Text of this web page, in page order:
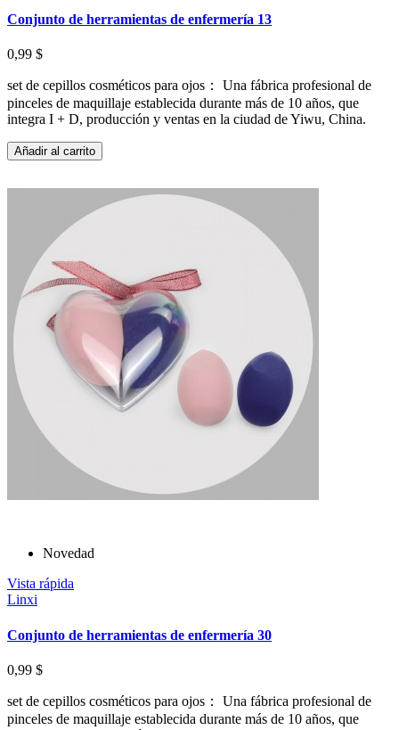
Conjunto de herramientas de enfermería 13
0,99 $
set de cepillos cosméticos para ojos： Una fábrica profesional de
pinceles de maquillaje establecida durante más de 10 años, que
integra I + D, producción y ventas en la ciudad de Yiwu, China.
Añadir al carrito
Novedad
Vista rápida
Linxi
Conjunto de herramientas de enfermería 30
0,99 $
set de cepillos cosméticos para ojos： Una fábrica profesional de
pinceles de maquillaje establecida durante más de 10 años, que